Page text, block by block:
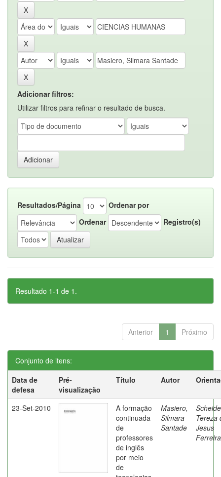
Adicionar filtros:
Utilizar filtros para refinar o resultado de busca.
Resultados/Página
Ordenar por
Ordenar
Registro(s)
Resultado 1-1 de 1.
Anterior 1 Próximo
Conjunto de itens:
Data de
defesa
Pré-
visualização
Título Autor
23-Set-2010
A formação
continuada
de
professores
de inglês
por meio
de
Masiero,
Silmara
Santade
Tereza
Jesus
Ferreira